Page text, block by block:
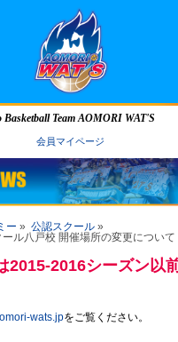
Basketball Team AOMORI WAT'S
会員マイページ
ー » 公認スクール»
ール八戸校 開催場所の変更について
2015-2016シーズン以
wats.jpをご覧ください。